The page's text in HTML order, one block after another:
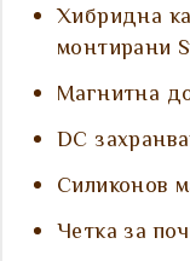
Хибридна
монтирани
Магнитна
DC
Силиконов
Четка за